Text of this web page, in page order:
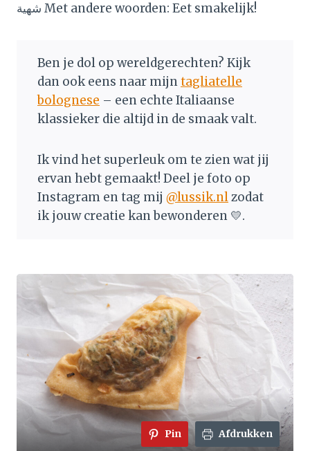
شهية Met andere woorden: Eet smakelijk!
Ben je dol op wereldgerechten? Kijk
dan ook eens naar mijntagliatelle
bolognese – een echte Italiaanse
klassieker die altijd in de smaak valt.
Ik vind het superleuk om te zien wat jij
ervan hebt gemaakt! Deel je foto op
Instagram en tag mij @lussik.nlzodat
ik jouw creatie kan bewonderen 💛.
Pin Afdrukken